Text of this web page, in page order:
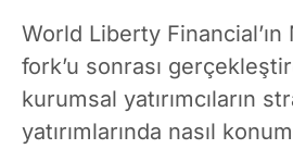
World Liberty
fork’u sonrası
kurumsal yatırımcıların
yatırımlarında nasıl